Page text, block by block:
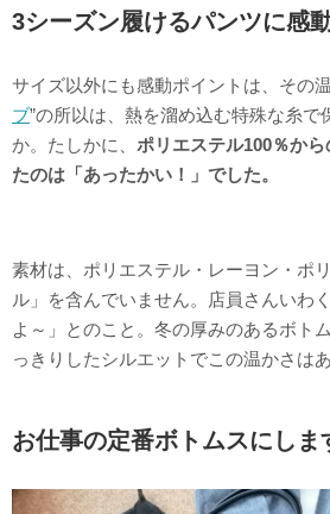
3シーズン履けるパンツに感
サイズ以外にも感動ポイントは、その
ブ”の所以は、熱を溜め込む特殊な糸で
か。たしかに、 ポリエステル100％か
たのは「あったかい！」でした。
素材は、ポリエステル・レーヨン・ポ
ル」を含んでいません。店員さんいわ
よ～」とのこと。冬の厚みのあるボト
っきりしたシルエットでこの温かさは
お仕事の定番ボトムスにしま